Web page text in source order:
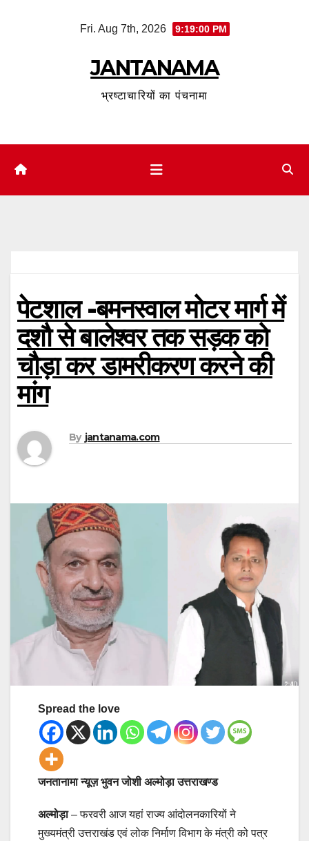
Fri. Aug 7th, 2026 9:19:01 PM
JANTANAMA
भ्रष्टाचारियों का पंचनामा
पेटशाल -बमनस्वाल मोटर मार्ग में
दशौ से बालेश्वर तक सड़क को
चौड़ा कर डामरीकरण करने की
मांग
By jantanama.com
Spread the love
जनतानामा न्यूज़ भुवन जोशी अल्मोड़ा उत्तराखण्ड
अल्मोड़ा– फरवरी आज यहां राज्य आंदोलनकारियों ने
मुख्यमंत्री उत्तराखंड एवं लोक निर्माण विभाग के मंत्री को पत्र